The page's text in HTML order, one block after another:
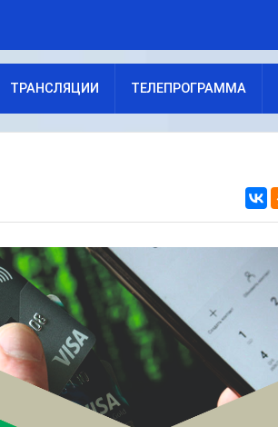
ТРАНСЛЯЦИИ ТЕЛЕПРОГРАММА